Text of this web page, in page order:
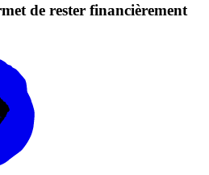
de rester financièrement